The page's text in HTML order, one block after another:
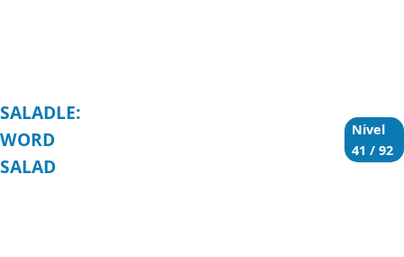
SALADLE:
WORD
SALAD
Nivel
41 / 92